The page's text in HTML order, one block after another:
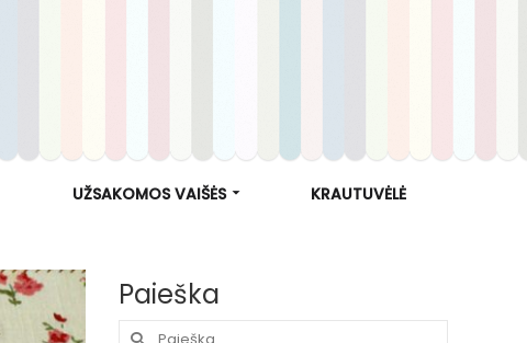
UŽSAKOMOS VAIŠĖS KRAUTUVĖLĖ
Paieška
Search